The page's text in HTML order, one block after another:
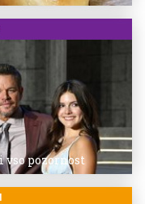
pozornost